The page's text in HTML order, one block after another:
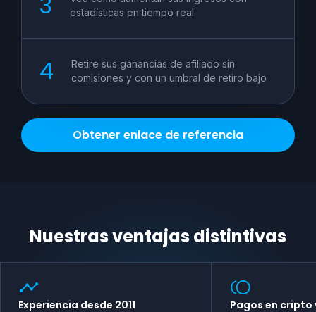
estadísticas en tiempo real
Retire sus ganancias de afiliado sin
comisiones y con un umbral de retiro bajo
Obtener enlace de referencia
Nuestras ventajas distintivas
Experiencia desde 2011 Pagos en cripto